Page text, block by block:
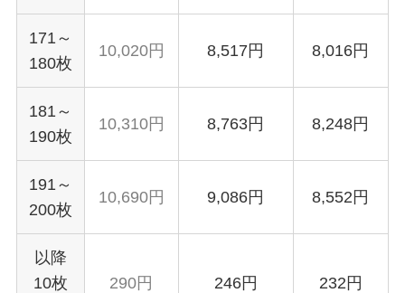
171～
180枚
10,020円 8,517円 8,016円
181～
190枚
10,310円 8,763円 8,248円
191～
200枚
10,690円 9,086円 8,552円
以降
10枚
290円 246円 232円